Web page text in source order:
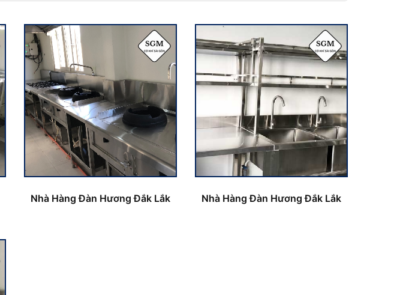
Nhà Hàng Đàn Hương Đắk Lắk Nhà Hàng Đàn Hương Đắk Lắk